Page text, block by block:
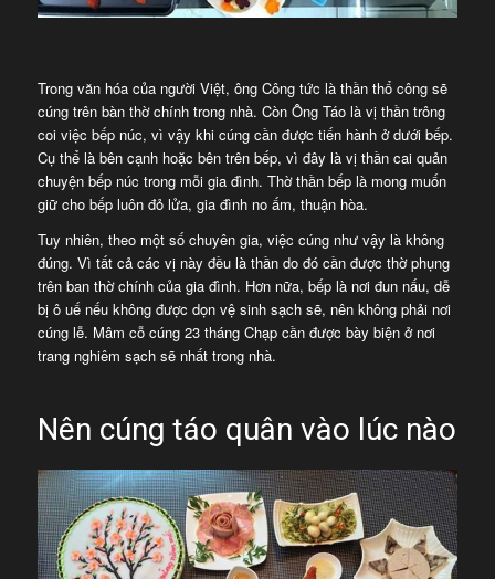
Trong văn hóa của người Việt, ông Công tức là thần thổ công sẽ
cúng trên bàn thờ chính trong nhà. Còn Ông Táo là vị thần trông
coi việc bếp núc, vì vậy khi cúng cần được tiến hành ở dưới bếp.
Cụ thể là bên cạnh hoặc bên trên bếp, vì đây là vị thần cai quản
chuyện bếp núc trong mỗi gia đình. Thờ thần bếp là mong muốn
giữ cho bếp luôn đỏ lửa, gia đình no ấm, thuận hòa.
Tuy nhiên, theo một số chuyên gia, việc cúng như vậy là không
đúng. Vì tất cả các vị này đều là thần do đó cần được thờ phụng
trên ban thờ chính của gia đình. Hơn nữa, bếp là nơi đun nấu, dễ
bị ô uế nếu không được dọn vệ sinh sạch sẽ, nên không phải nơi
cúng lễ. Mâm cỗ cúng 23 tháng Chạp cần được bày biện ở nơi
trang nghiêm sạch sẽ nhất trong nhà.
Nên cúng táo quân vào lúc nào